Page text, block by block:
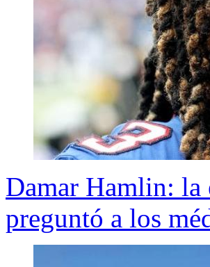
Damar Hamlin: la
preguntó a los